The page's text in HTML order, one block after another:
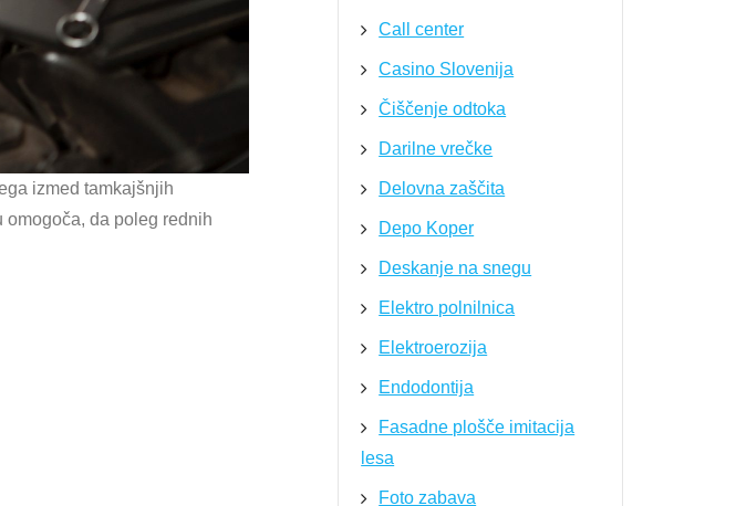
izmed tamkajšnjih
omogoča, da poleg rednih
Call center
Casino Slovenija
Čiščenje odtoka
Darilne vrečke
Delovna zaščita
Depo Koper
Deskanje na snegu
Elektro polnilnica
Elektroerozija
Endodontija
Fasadne plošče imitacija
lesa
Foto zabava